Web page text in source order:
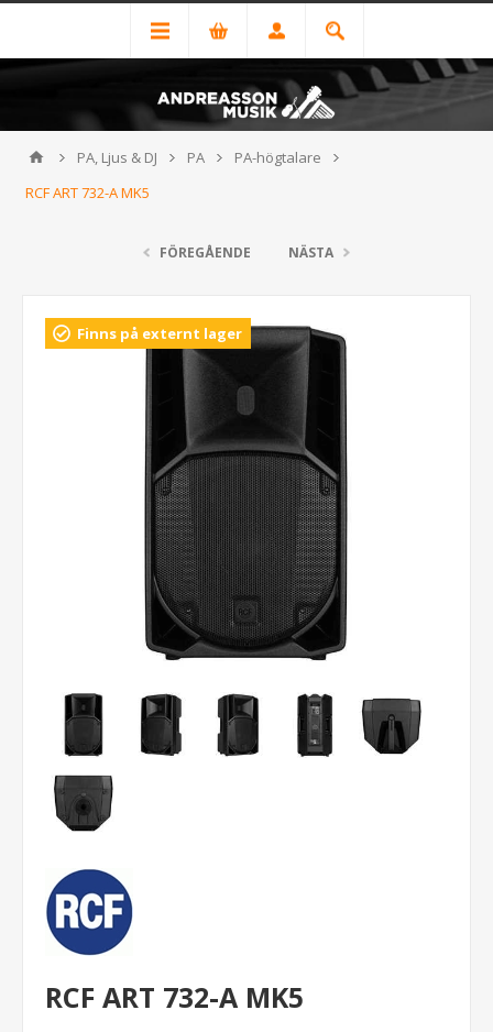
PA, Ljus & DJ PA
PA-högtalare
RCF ART 732-A MK5
FÖREGÅENDE NÄSTA
Finns på externt lager
RCF ART 732-A MK5